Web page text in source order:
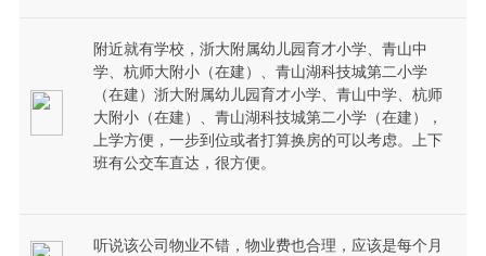
附近就有学校，浙大附属幼儿园育才小学、青山中
学、杭师大附小（在建）、青山湖科技城第二小学
（在建）浙大附属幼儿园育才小学、青山中学、杭师
大附小（在建）、青山湖科技城第二小学（在建），
上学方便，一步到位或者打算换房的可以考虑。上下
班有公交车直达，很方便。
听说该公司物业不错，物业费也合理，应该是每个月